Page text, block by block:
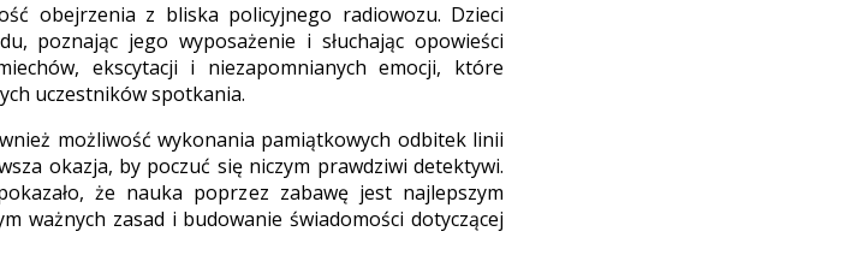
obejrzenia z bliska policyjnego radiowozu. Dzieci
poznając jego wyposażenie i słuchając opowieści
ekscytacji i niezapomnianych emocji, które
uczestników spotkania.
możliwość wykonania pamiątkowych odbitek linii
okazja, by poczuć się niczym prawdziwi detektywi.
że nauka poprzez zabawę jest najlepszym
ważnych zasad i budowanie świadomości dotyczącej